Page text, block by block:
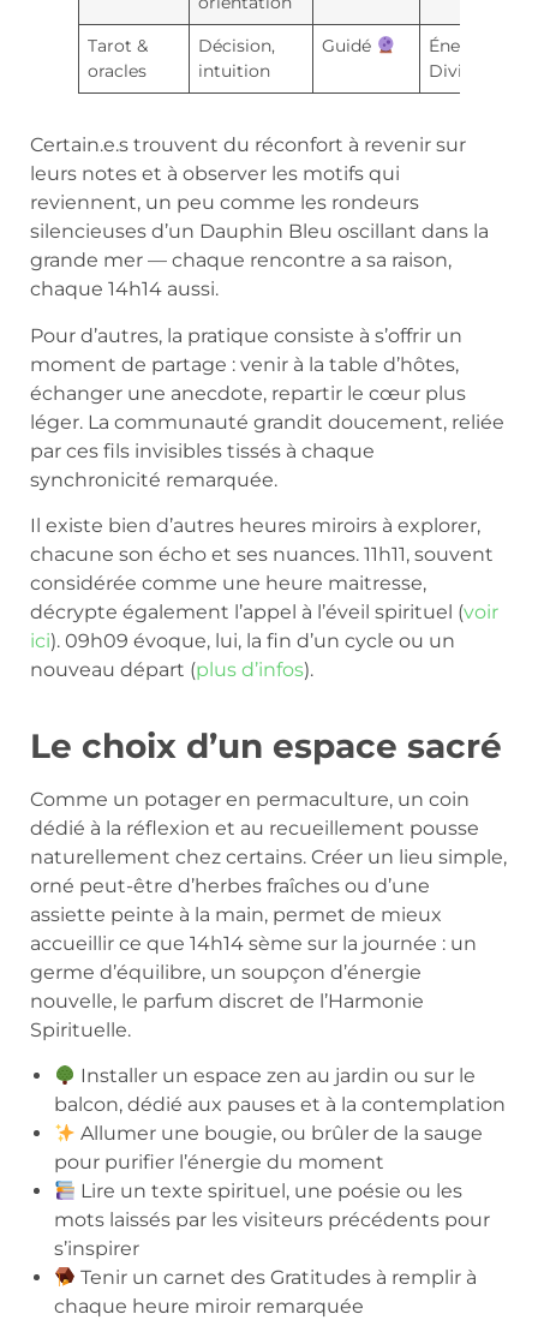
Tarot &
oracles
Décision,
intuition
Guidé
Énergie
Divine
Certain.e.s trouvent du réconfort à revenir sur
leurs notes et à observer les motifs qui
reviennent, un peu comme les rondeurs
silencieuses d’un Dauphin Bleu oscillant dans la
grande mer — chaque rencontre a sa raison,
chaque 14h14 aussi.
Pour d’autres, la pratique consiste à s’offrir un
moment de partage : venir à la table d’hôtes,
échanger une anecdote, repartir le cœur plus
léger. La communauté grandit doucement, reliée
par ces fils invisibles tissés à chaque
synchronicité remarquée.
Il existe bien d’autres heures miroirs à explorer,
chacune son écho et ses nuances. 11h11, souvent
considérée comme une heure maitresse,
décrypte également l’appel à l’éveil spirituel (voir
ici). 09h09 évoque, lui, la fin d’un cycle ou un
nouveau départ (plus d’infos).
Le choix d’un espace sacré
Comme un potager en permaculture, un coin
dédié à la réflexion et au recueillement pousse
naturellement chez certains. Créer un lieu simple,
orné peut-être d’herbes fraîches ou d’une
assiette peinte à la main, permet de mieux
accueillir ce que 14h14 sème sur la journée : un
germe d’équilibre, un soupçon d’énergie
nouvelle, le parfum discret de l’Harmonie
Spirituelle.
Installer un espace zen au jardin ou sur le
balcon, dédié aux pauses et à la contemplation
Allumer une bougie, ou brûler de la sauge
pour purifier l’énergie du moment
Lire un texte spirituel, une poésie ou les
mots laissés par les visiteurs précédents pour
s’inspirer
Tenir un carnet des Gratitudes à remplir à
chaque heure miroir remarquée